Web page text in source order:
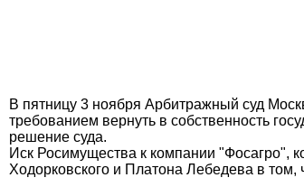
В пятницу 3 ноября Арбитражный суд
требованием вернуть в собственность
решение суда.
Иск Росимущества к компании "Фосагро",
Ходорковского и Платона Лебедева в